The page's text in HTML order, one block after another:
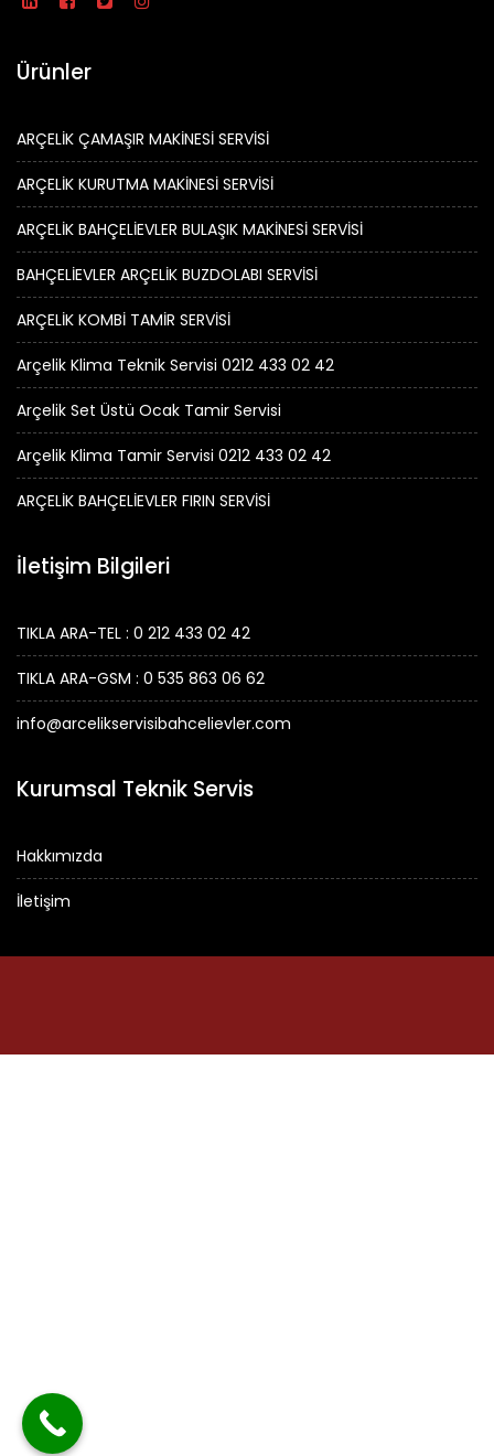
Ürünler
ARÇELİK ÇAMAŞIR MAKİNESİ SERVİSİ
ARÇELİK KURUTMA MAKİNESİ SERVİSİ
ARÇELİK BAHÇELİEVLER BULAŞIK MAKİNESİ SERVİSİ
BAHÇELİEVLER ARÇELİK BUZDOLABI SERVİSİ
ARÇELİK KOMBİ TAMİR SERVİSİ
Arçelik Klima Teknik Servisi 0212 433 02 42
Arçelik Set Üstü Ocak Tamir Servisi
Arçelik Klima Tamir Servisi 0212 433 02 42
ARÇELİK BAHÇELİEVLER FIRIN SERVİSİ
İletişim Bilgileri
TIKLA ARA-TEL : 0 212 433 02 42
TIKLA ARA-GSM : 0 535 863 06 62
info@arcelikservisibahcelievler.com
Kurumsal Teknik Servis
Hakkımızda
İletişim